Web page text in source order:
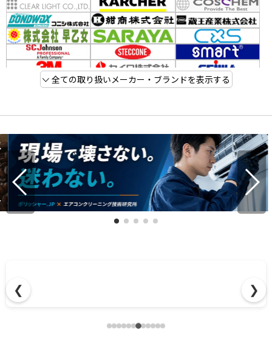
全ての取り扱いメーカー・ブランドを表示する
❮ ❯